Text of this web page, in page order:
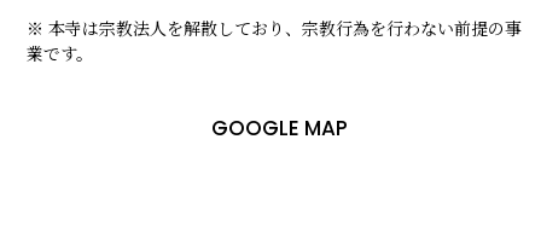
※ 本寺は宗教法人を解散しており、宗教行為を行わない前提の事
業です。
GOOGLE MAP